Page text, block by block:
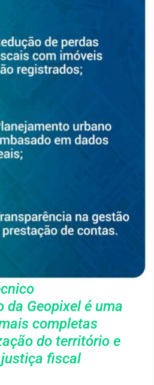
Geopixel é uma
completas
do território e
fiscal